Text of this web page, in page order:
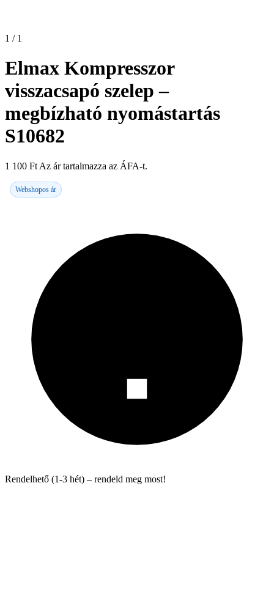
1 / 1
Elmax Kompresszor
visszacsapó szelep –
megbízható nyomástartás
S10682
1 100 Ft Az ár tartalmazza az ÁFA-t.
Webshopos ár
Rendelhető (1-3 hét) – rendeld meg most!